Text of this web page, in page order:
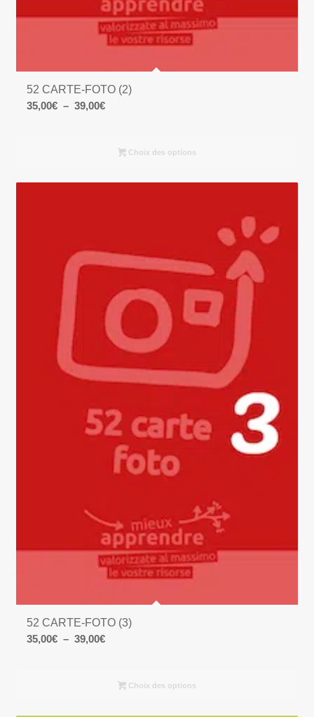
52 CARTE-FOTO (2)
35,00€ – 39,00€Plage
35,00€Choix des options
52 CARTE-FOTO (3)
35,00€ – 39,00€Plage
35,00€Choix des options